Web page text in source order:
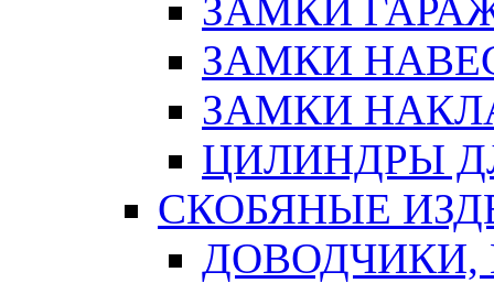
ЗАМКИ
ЗАМКИ
ЗАМКИ
ЦИЛИНДРЫ
СКОБЯНЫЕ